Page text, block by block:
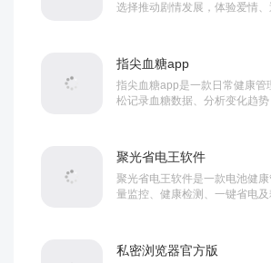
选择推动剧情发展，体验爱情
指尖血糖app
指尖血糖app是一款日常健康管
松记录血糖数据、分析变化趋
聚光省电王软件
聚光省电王软件是一款电池健
量监控、健康检测、一键省电
私密浏览器官方版